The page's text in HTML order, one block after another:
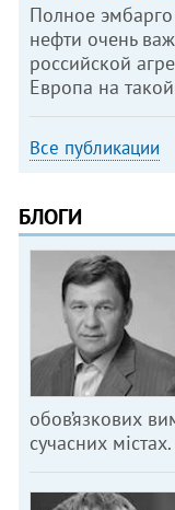
Полное
нефти очень
российской
Европа на
Все публикации
БЛОГИ
обов’язкових
сучасних містах.